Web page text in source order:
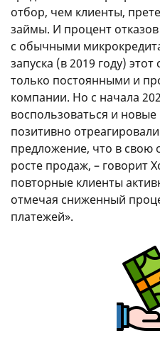
отбор, чем клиенты,
займы. И процент
с обычными
запуска (в 2019 году)
только постоянными и
компании. Но с начала
воспользоваться и
позитивно
предложение, что в свою
росте продаж, – говорит
повторные клиенты
отмечая сниженный
платежей».